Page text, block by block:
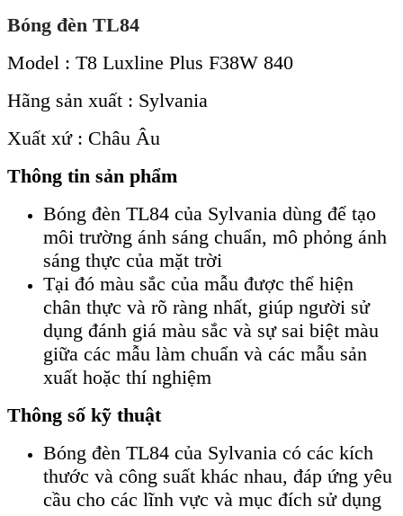
Bóng đèn TL84
Model : T8 Luxline Plus F38W 840
Hãng sản xuất : Sylvania
Xuất xứ : Châu Âu
Thông tin sản phẩm
Bóng đèn TL84 của Sylvania dùng để tạo
môi trường ánh sáng chuẩn, mô phỏng ánh
sáng thực của mặt trời
Tại đó màu sắc của mẫu được thể hiện
chân thực và rõ ràng nhất, giúp người sử
dụng đánh giá màu sắc và sự sai biệt màu
giữa các mẫu làm chuẩn và các mẫu sản
xuất hoặc thí nghiệm
Thông số kỹ thuật
Bóng đèn TL84 của Sylvania có các kích
thước và công suất khác nhau, đáp ứng yêu
cầu cho các lĩnh vực và mục đích sử dụng